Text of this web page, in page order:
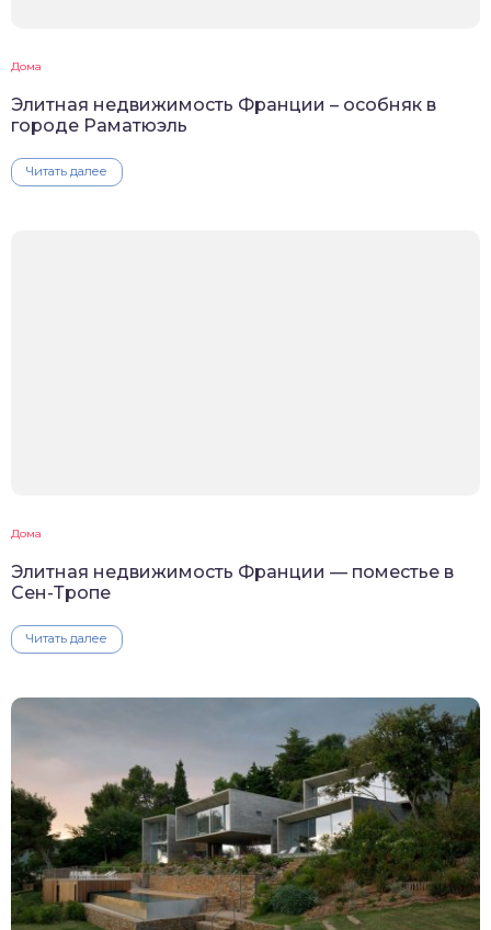
Дома
Элитная недвижимость Франции – особняк в
городе Раматюэль
Читать далее
Дома
Элитная недвижимость Франции — поместье в
Сен-Тропе
Читать далее